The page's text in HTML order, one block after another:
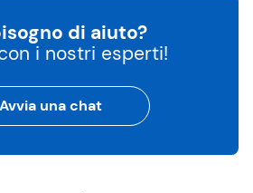
di aiuto?
i nostri esperti!
Avvia una chat